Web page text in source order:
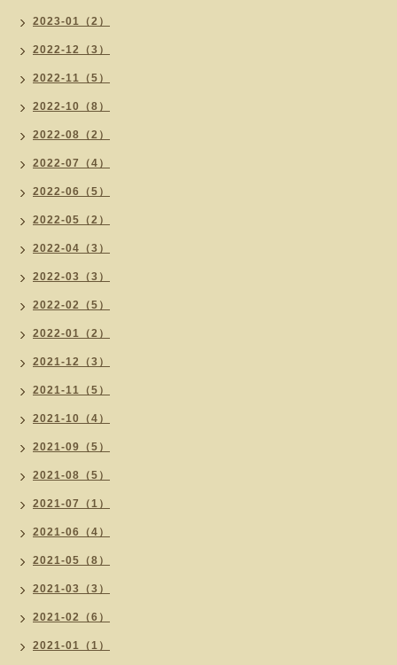
2023-01（2）
2022-12（3）
2022-11（5）
2022-10（8）
2022-08（2）
2022-07（4）
2022-06（5）
2022-05（2）
2022-04（3）
2022-03（3）
2022-02（5）
2022-01（2）
2021-12（3）
2021-11（5）
2021-10（4）
2021-09（5）
2021-08（5）
2021-07（1）
2021-06（4）
2021-05（8）
2021-03（3）
2021-02（6）
2021-01（1）